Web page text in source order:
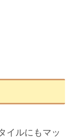
イルにもマッ